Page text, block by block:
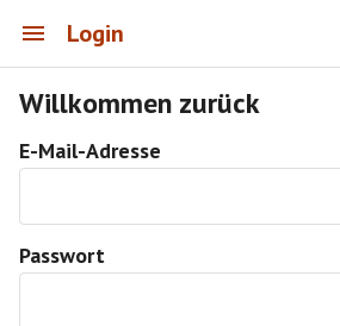
Login
Willkommen zurück
E-Mail-Adresse
Passwort